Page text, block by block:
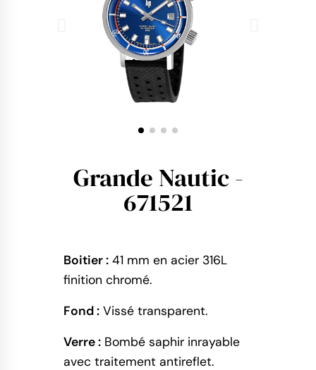
Grande Nautic -
671521
Boitier : 41 mm en acier 316L
finition chromé.
Fond : Vissé transparent.
Verre : Bombé saphir inrayable
avec traitement antireflet.